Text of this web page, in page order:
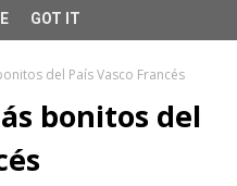
del País Vasco Francés
bonitos del
GOT IT